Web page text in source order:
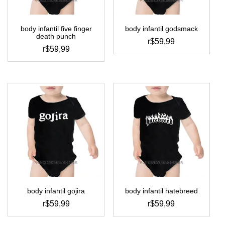
página
produto
página
produto
body infantil five finger
death punch
r$59,99
este
tem
várias
variantes.
as
opções
podem
escolhidas
na
página
produto
body infantil godsmack
r$59,99
este
várias
variantes.
opções
podem
escolhidas
página
do
body infantil gojira
r$59,99
este
body infantil hatebreed
r$59,99
este